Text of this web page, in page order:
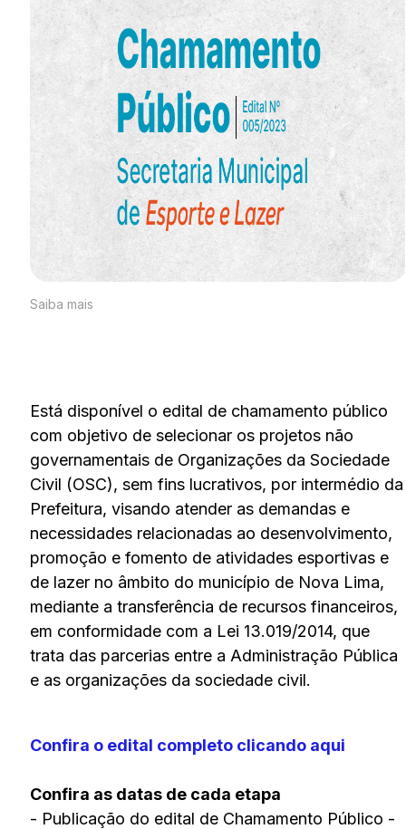
Saiba mais
Está disponível o edital de chamamento público
com objetivo de selecionar os projetos não
governamentais de Organizações da Sociedade
Civil (OSC), sem fins lucrativos, por intermédio da
Prefeitura, visando atender as demandas e
necessidades relacionadas ao desenvolvimento,
promoção e fomento de atividades esportivas e
de lazer no âmbito do município de Nova Lima,
mediante a transferência de recursos financeiros,
em conformidade com a Lei 13.019/2014, que
trata das parcerias entre a Administração Pública
e as organizações da sociedade civil.
Confira o edital completo clicando aqui
Confira as datas de cada etapa
- Publicação do edital de Chamamento Público -